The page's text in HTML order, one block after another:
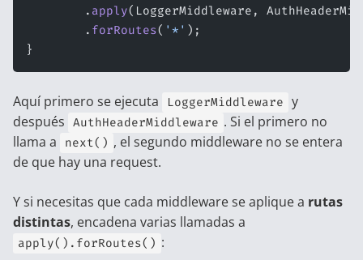
        .
apply(LoggerMiddleware,
        .
forRoutes( '*' );
}
Aquí primero se ejecuta LoggerMiddleware y
después AuthHeaderMiddleware . Si el primero no
llama a
next() , el segundo middleware no se entera
de que hay una request.
Y si necesitas que cada middleware se aplique a rutas
distintas, encadena varias llamadas a
apply().forRoutes() :